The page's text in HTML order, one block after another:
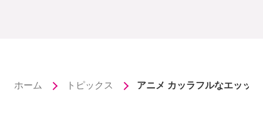
ホーム トピックス アニメ カッラフルなエッッ